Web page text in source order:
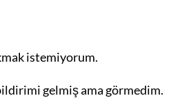
istemiyorum.
gelmiş ama görmedim.